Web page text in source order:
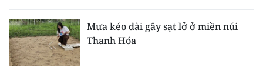
Mưa kéo dài gây sạt lở ở miền núi
Thanh Hóa